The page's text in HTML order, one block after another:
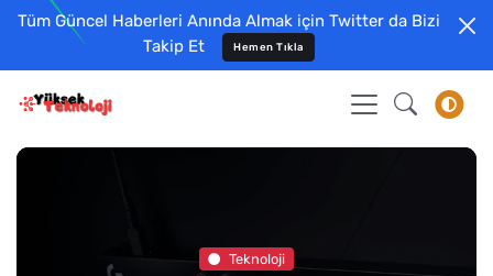
Tüm Güncel Haberleri Anında Almak için Twitter da Bizi
Takip Et
Hemen Tıkla
Teknoloji